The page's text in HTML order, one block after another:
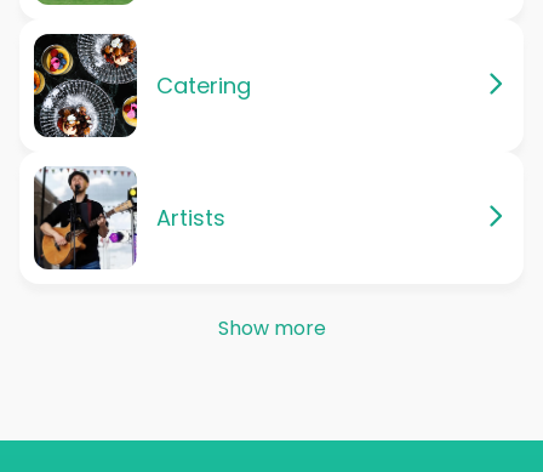
Catering
Artists
Show more